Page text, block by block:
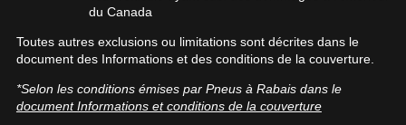
…
…
PROMOTIONS EN COURS
INFORMATIONS
Qui sommes-nous ?
Méthodes de paiement
du Canada
Toutes autres exclusions ou limitations sont décrites dans le
document des Informations et des conditions de la couverture.
*Selon les conditions émises par Pneus à Rabais dans le
document Informations et conditions de la couverture
Nous aimerions vous aider à trouver le
contacter notre service à la clientèle, qui se
fera un plaisir de rechercher des options
pour votre configuration.
1-866-220-8025